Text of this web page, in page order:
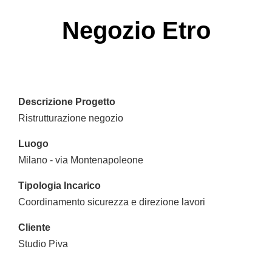
Negozio Etro
Descrizione Progetto
Ristrutturazione negozio
Luogo
Milano - via Montenapoleone
Tipologia Incarico
Coordinamento sicurezza e direzione lavori
Cliente
Studio Piva